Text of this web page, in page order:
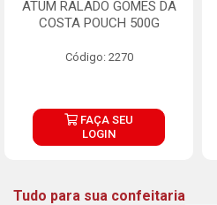
ATUM RALADO GOMES DA
COSTA POUCH 500G
Código: 2270
FAÇA SEU
LOGIN
Tudo para sua confeitaria